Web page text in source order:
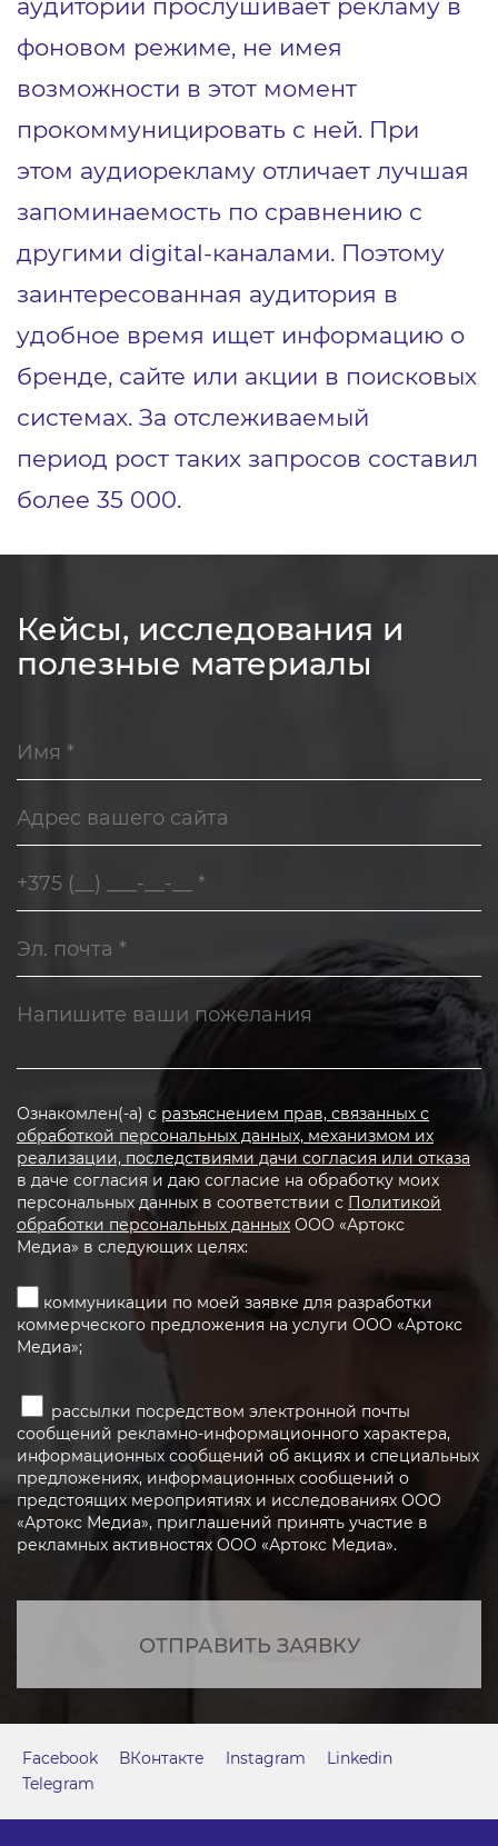
фоновом режиме, не имея
возможности в этот момент
прокоммуницировать с ней. При
этом аудиорекламу отличает лучшая
запоминаемость по сравнению с
другими digital-каналами. Поэтому
заинтересованная аудитория в
удобное время ищет информацию о
бренде, сайте или акции в поисковых
системах. За отслеживаемый
период рост таких запросов составил
более 35 000.
Кейсы, исследования и
полезные материалы
Ознакомлен(-а) с разъяснением прав, связанных с
обработкой персональных данных, механизмом их
реализации, последствиями дачи согласия или отказа
в даче согласия и даю согласие на обработку моих
персональных данных в соответствии с Политикой
обработки персональных данных ООО «Артокс
Медиа» в следующих целях:
коммуникации по моей заявке для разработки
коммерческого предложения на услуги ООО «Артокс
Медиа»;
рассылки посредством электронной почты
сообщений рекламно-информационного характера,
информационных сообщений об акциях и специальных
предложениях, информационных сообщений о
предстоящих мероприятиях и исследованиях ООО
«Артокс Медиа», приглашений принять участие в
рекламных активностях ООО «Артокс Медиа».
ОТПРАВИТЬ ЗАЯВКУ
Facebook ВКонтакте Instagram
Linkedin
Telegram